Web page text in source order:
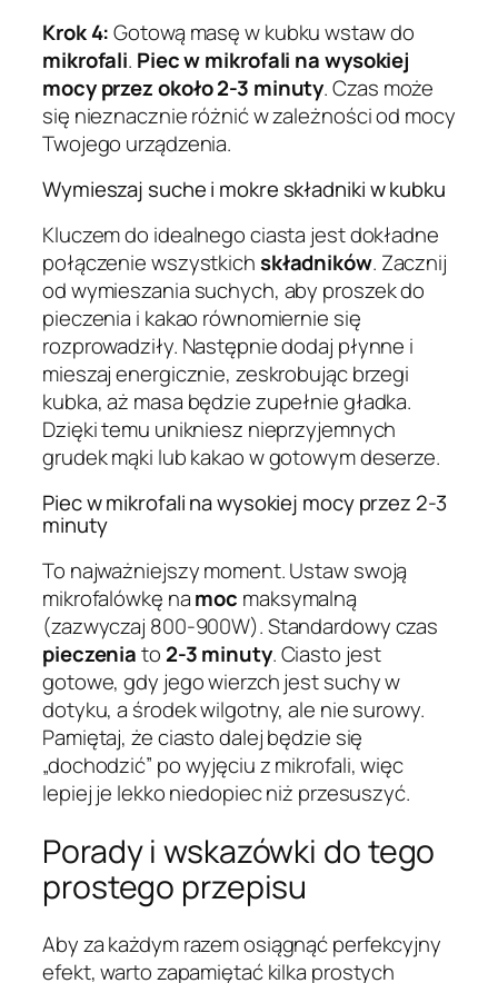
Krok 4:Gotową masę w kubku wstaw do
mikrofali. Piec w mikrofali na wysokiej
mocy przez około 2-3 minuty. Czas może
się nieznacznie różnić w zależności od mocy
Twojego urządzenia.
Wymieszaj suche i mokre składniki w kubku
Kluczem do idealnego ciasta jest dokładne
połączenie wszystkichskładników. Zacznij
od wymieszania suchych, aby proszek do
pieczenia i kakao równomiernie się
rozprowadziły. Następnie dodaj płynne i
mieszaj energicznie, zeskrobując brzegi
kubka, aż masa będzie zupełnie gładka.
Dzięki temu unikniesz nieprzyjemnych
grudek mąki lub kakao w gotowym deserze.
Piec w mikrofali na wysokiej mocy przez 2-3
minuty
To najważniejszy moment. Ustaw swoją
mikrofalówkę namoc maksymalną
(zazwyczaj 800-900W). Standardowy czas
pieczeniato 2-3 minuty. Ciasto jest
gotowe, gdy jego wierzch jest suchy w
dotyku, a środek wilgotny, ale nie surowy.
Pamiętaj, że ciasto dalej będzie się
„dochodzić” po wyjęciu z mikrofali, więc
lepiej je lekko niedopiec niż przesuszyć.
Porady i wskazówki do tego
prostego przepisu
Aby za każdym razem osiągnąć perfekcyjny
efekt, warto zapamiętać kilka prostych